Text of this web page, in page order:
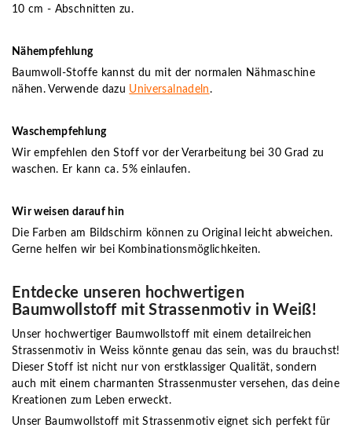
10 cm - Abschnitten zu.
Nähempfehlung
Baumwoll-Stoffe kannst du mit der normalen Nähmaschine
nähen. Verwende dazu Universalnadeln.
Waschempfehlung
Wir empfehlen den Stoff vor der Verarbeitung bei 30 Grad zu
waschen. Er kann ca. 5% einlaufen.
Wir weisen darauf hin
Die Farben am Bildschirm können zu Original leicht abweichen.
Gerne helfen wir bei Kombinationsmöglichkeiten.
Entdecke unseren hochwertigen
Baumwollstoff mit Strassenmotiv in Weiß!
Unser hochwertiger Baumwollstoff mit einem detailreichen
Strassenmotiv in Weiss könnte genau das sein, was du brauchst!
Dieser Stoff ist nicht nur von erstklassiger Qualität, sondern
auch mit einem charmanten Strassenmuster versehen, das deine
Kreationen zum Leben erweckt.
Unser Baumwollstoff mit Strassenmotiv eignet sich perfekt für